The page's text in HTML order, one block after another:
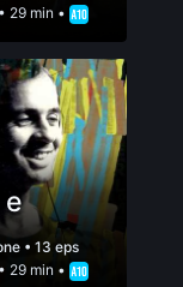
• 29 min •
e
• 13 eps
• 29 min •